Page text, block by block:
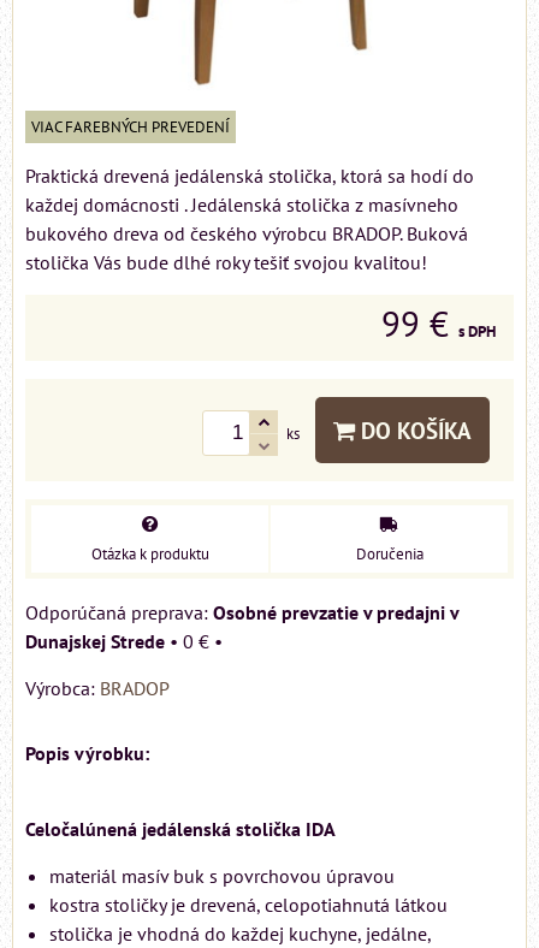
VIAC FAREBNÝCH PREVEDENÍ
Praktická drevená jedálenská stolička, ktorá sa hodí do
každej domácnosti . Jedálenská stolička z masívneho
bukového dreva od českého výrobcu BRADOP. Buková
stolička Vás bude dlhé roky tešiť svojou kvalitou!
99 € s DPH
ks DO KOŠÍKA
Otázka k produktu Doručenia
Osobné prevzatie v predajni v
Dunajskej Strede • 0 € •
Výrobca: BRADOP
Popis výrobku:
Celočalúnená jedálenská stolička IDA
materiál masív buk s povrchovou úpravou
kostra stoličky je drevená, celopotiahnutá látkou
stolička je vhodná do každej kuchyne, jedálne,